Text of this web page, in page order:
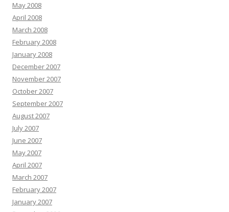
May 2008
April 2008
March 2008
February 2008
January 2008
December 2007
November 2007
October 2007
September 2007
August 2007
July 2007
June 2007
May 2007
April 2007
March 2007
February 2007
January 2007